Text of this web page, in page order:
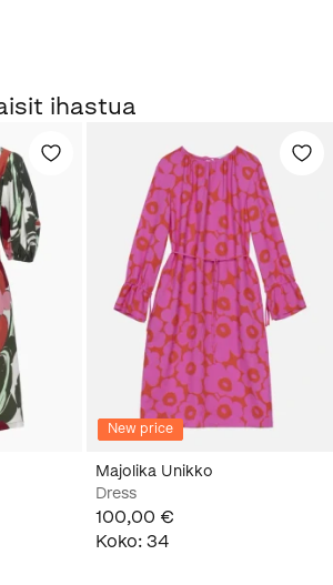
ihastua
New price
Majolika Unikko
Dress
100,00 €
Koko: 34